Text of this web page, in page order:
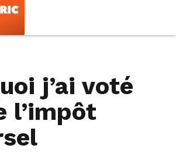
j’ai voté
l’impôt